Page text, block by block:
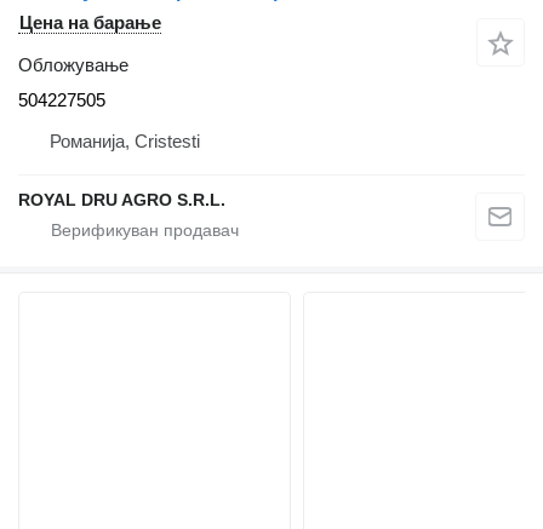
Цена на барање
Обложување
504227505
Романија, Cristesti
ROYAL DRU AGRO S.R.L.